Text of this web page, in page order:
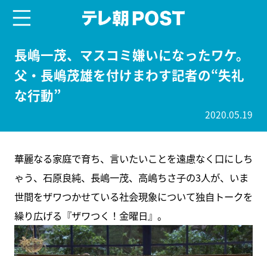
長嶋一茂、マスコミ嫌いになったワケ。
父・長嶋茂雄を付けまわす記者の“失礼
な行動”
2020.05.19
華麗なる家庭で育ち、言いたいことを遠慮なく口にしち
ゃう、石原良純、長嶋一茂、高嶋ちさ子の3人が、いま
世間をザワつかせている社会現象について独自トークを
繰り広げる『ザワつく！金曜日』。